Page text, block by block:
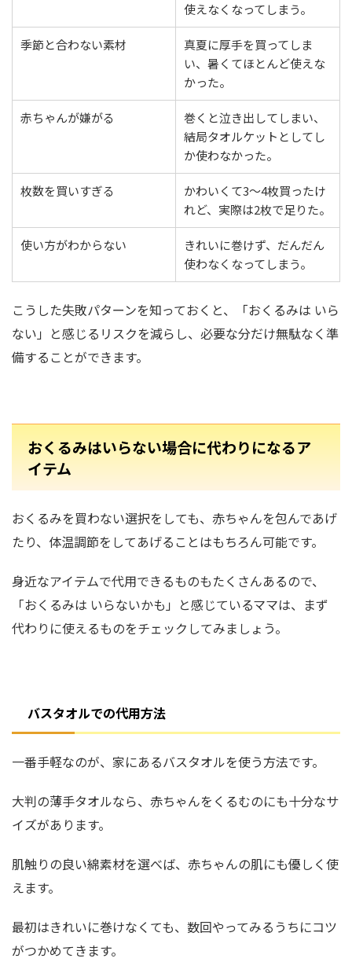
使えなくなってしまう。
季節と合わない素材
真夏に厚手を買ってしま
い、暑くてほとんど使えな
かった。
赤ちゃんが嫌がる
巻くと泣き出してしまい、
結局タオルケットとしてし
か使わなかった。
枚数を買いすぎる
かわいくて3〜4枚買ったけ
れど、実際は2枚で足りた。
使い方がわからない
きれいに巻けず、だんだん
使わなくなってしまう。
こうした失敗パターンを知っておくと、「おくるみは いら
ない」と感じるリスクを減らし、必要な分だけ無駄なく準
備することができます。
おくるみはいらない場合に代わりになるア
イテム
おくるみを買わない選択をしても、赤ちゃんを包んであげ
たり、体温調節をしてあげることはもちろん可能です。
身近なアイテムで代用できるものもたくさんあるので、
「おくるみは いらないかも」と感じているママは、まず
代わりに使えるものをチェックしてみましょう。
バスタオルでの代用方法
一番手軽なのが、家にあるバスタオルを使う方法です。
大判の薄手タオルなら、赤ちゃんをくるむのにも十分なサ
イズがあります。
肌触りの良い綿素材を選べば、赤ちゃんの肌にも優しく使
えます。
最初はきれいに巻けなくても、数回やってみるうちにコツ
がつかめてきます。